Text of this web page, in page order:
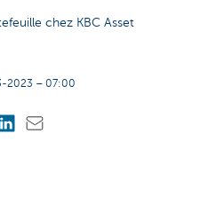
chez KBC Asset
2023 – 07:00